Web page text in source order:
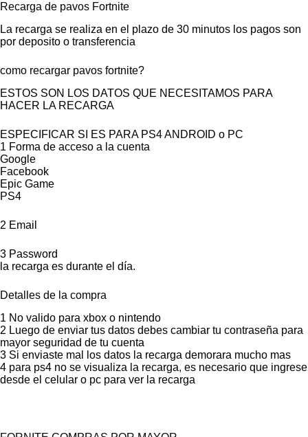
Recarga de pavos Fortnite
La recarga se realiza en el plazo de 30 minutos los pagos son
por deposito o transferencia
como recargar pavos fortnite?
ESTOS SON LOS DATOS QUE NECESITAMOS PARA
HACER LA RECARGA
ESPECIFICAR SI ES PARA PS4 ANDROID o PC
1 Forma de acceso a la cuenta
Google
Facebook
Epic Game
PS4
2 Email
3 Password
la recarga es durante el día.
Detalles de la compra
1 No valido para xbox o nintendo
2 Luego de enviar tus datos debes cambiar tu contraseña para
mayor seguridad de tu cuenta
3 Si enviaste mal los datos la recarga demorara mucho mas
4 para ps4 no se visualiza la recarga, es necesario que ingrese
desde el celular o pc para ver la recarga